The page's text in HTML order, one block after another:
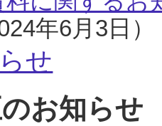
年6月3日）
せ
お知らせ